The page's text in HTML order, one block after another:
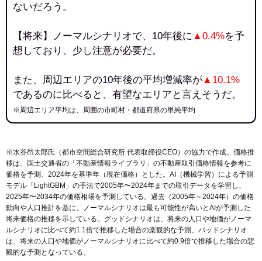
ないだろう。
【将来】ノーマルシナリオで、10年後に ▲0.4%を予
想しており、少し注意が必要だ。
また、周辺エリアの10年後の平均増減率が▲10.1%
であるのに比べると、有望なエリアと言えそうだ。
※周辺エリア平均は、周囲の市町村・都道府県の単純平均
※水谷昂太郎氏（都市空間総合研究所 代表取締役CEO）の協力で作成。価格推
移は、国土交通省の「 不動産情報ライブラリ 」の不動産取引価格情報を参考に
価格を予測、2024年を基準年（現在価格）とした。AI（機械学習）による予測
モデル「LightGBM」の手法で2005年〜2024年までの取引データを学習し、
2025年〜2034年の価格相場を予測している。過去（2005年～2024年）の価格
動向や人口推計を基に、ノーマルシナリオは最も可能性が高いとAIが予測した
将来価格の推移を示している。グッドシナリオは、将来の人口や地価がノーマ
ルシナリオに比べて約1.1倍で推移した場合の楽観的な予測、バッドシナリオ
は、将来の人口や地価がノーマルシナリオに比べて約0.9倍で推移した場合の悲
観的な予測となっている。